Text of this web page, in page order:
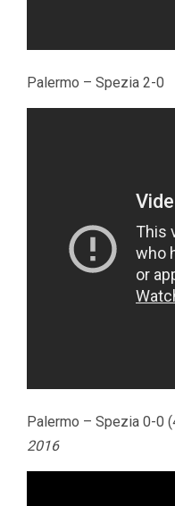
Palermo – Spezia 2-
Palermo – Spezia 0-0
2016